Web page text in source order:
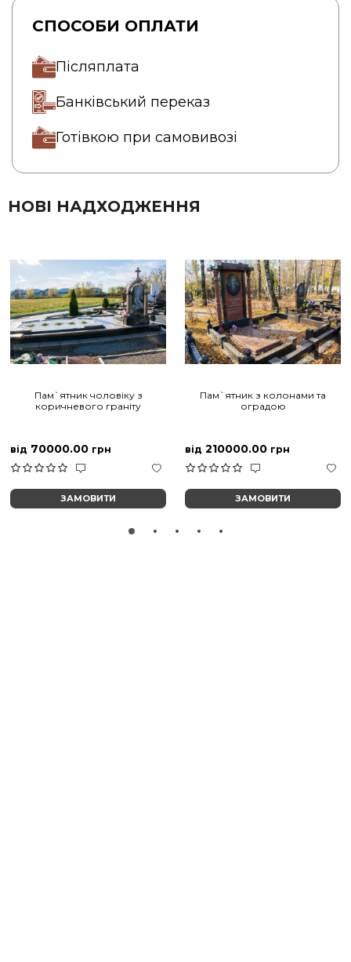
СПОСОБИ ОПЛАТИ
Післяплата
Банківський переказ
Готівкою при самовивозі
НОВІ НАДХОДЖЕННЯ
Пам`ятник чоловіку з
коричневого граніту
від 70000.00 грн
ЗАМОВИТИ
Пам`ятник з колонами та
оградою
від 210000.00 грн
ЗАМОВИТИ